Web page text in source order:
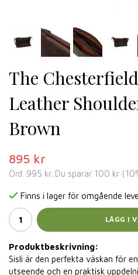
The
Leather
Brown
895 kr
Ord. 995 kr. Du sparar 100 kr (10
Finns i lager för omgående
LÄGG I
Produktbeskrivning:
Sisli är den perfekta väskan för
utseende och en praktisk